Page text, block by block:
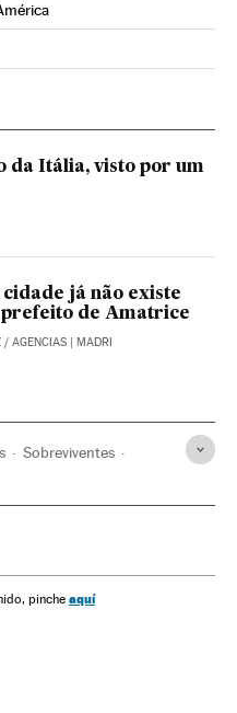
en Instagram
en Facebook
da Itália, visto por um
cidade já não existe
prefeito de Amatrice
/ AGENCIAS | MADRI
Sobreviventes
pinche aquí